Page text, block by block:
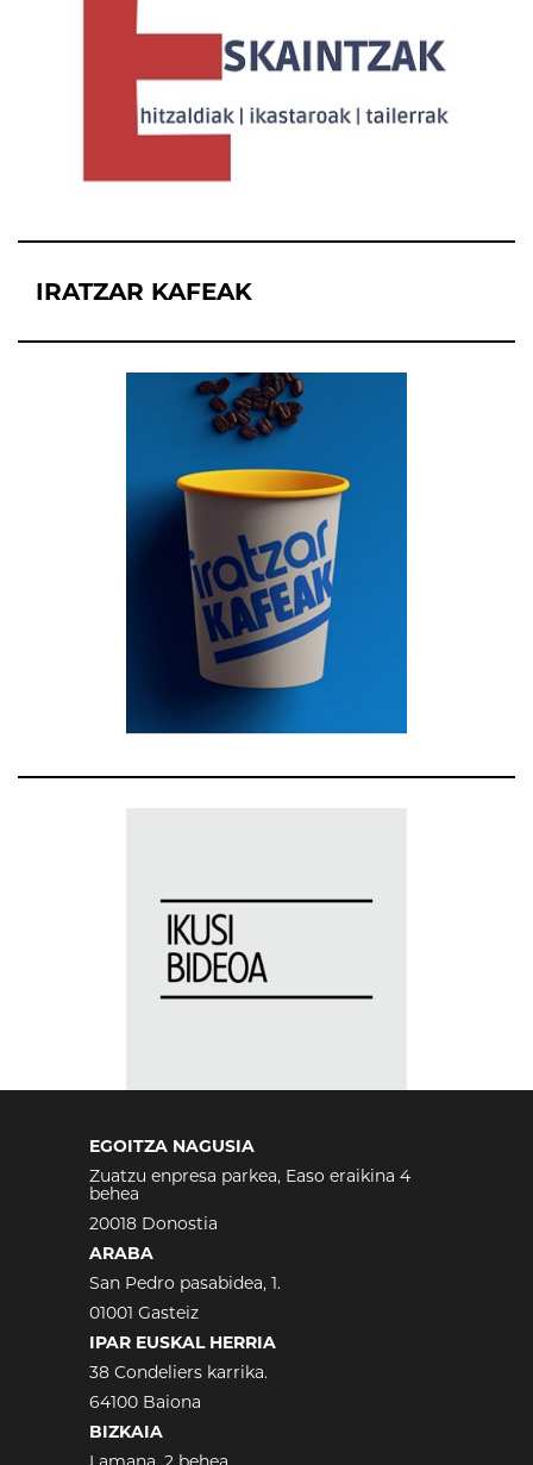
IRATZAR KAFEAK
EGOITZA NAGUSIA
Zuatzu enpresa parkea, Easo eraikina 4
behea
20018 Donostia
ARABA
San Pedro pasabidea, 1.
01001 Gasteiz
IPAR EUSKAL HERRIA
38 Condeliers karrika.
64100 Baiona
BIZKAIA